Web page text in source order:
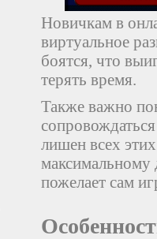
Новичкам в
виртуальное
боятся, что
терять время.
Также важно
лишен всех
максимальному
пожелает сам